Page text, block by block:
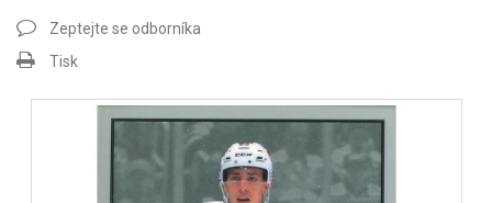
Zeptejte se odborníka
Tisk